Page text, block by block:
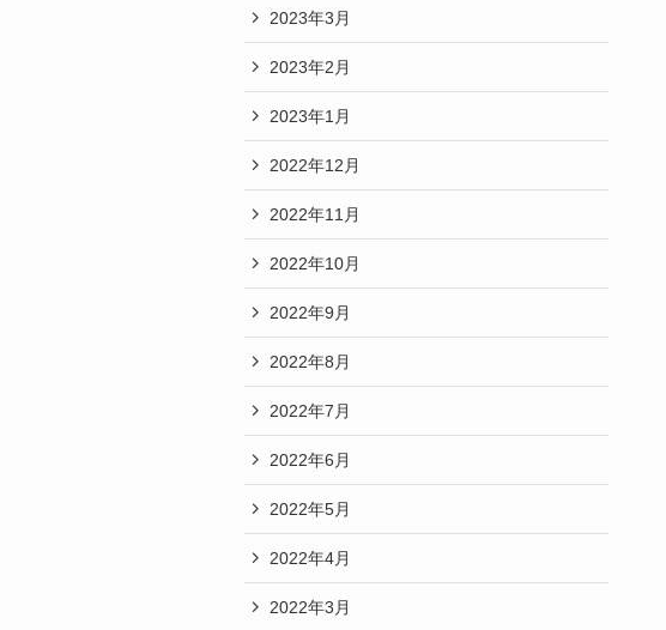
2023年3月
2023年2月
2023年1月
2022年12月
2022年11月
2022年10月
2022年9月
2022年8月
2022年7月
2022年6月
2022年5月
2022年4月
2022年3月